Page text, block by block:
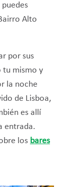
Alto
por sus
tu mismo y
la noche
de Lisboa,
es allí
entrada.
los bares